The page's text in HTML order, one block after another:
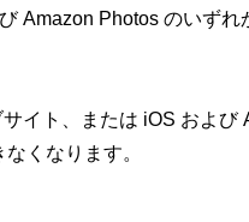
Amazon Photos のいずれ
イト、または iOS および
くなります。